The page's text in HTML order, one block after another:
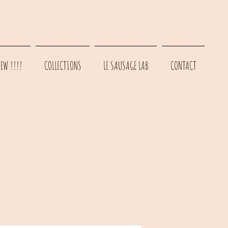
!!!! COLLECTIONS LE SAUSAGE LAB CONTACT